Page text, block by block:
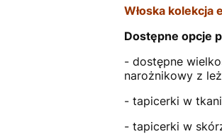
Włoska kolekcja
Dostępne opcje
- dostępne
narożnikowy z
- tapicerki w
- tapicerki w